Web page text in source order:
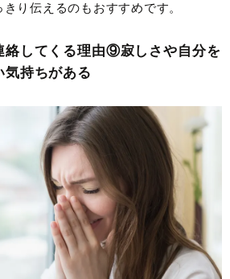
きり伝えるのもおすすめです。
絡してくる理由⑨寂しさや自分を
気持ちがある